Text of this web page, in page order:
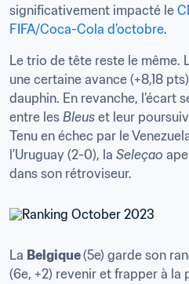
significativement impacté le
FIFA/Coca-Cola d’octobre.
Le trio de tête reste le même.
une certaine avance (+8,18
dauphin. En revanche, l’écart
entre les Bleus et leur
Tenu en échec par le
l’Uruguay (2-0), la Seleçao
dans son rétroviseur.
La Belgique (5e) garde son
(6e, +2) revenir et frapper à la